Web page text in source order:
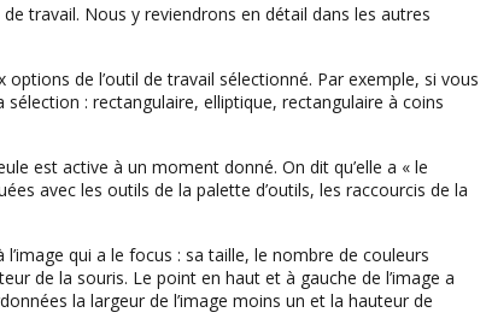
travail. Nous y reviendrons en détail dans les autres
de l’outil de travail sélectionné. Par exemple, si vous
: rectangulaire, elliptique, rectangulaire à coins
est active à un moment donné. On dit qu’elle a « le
avec les outils de la palette d’outils, les raccourcis de la
qui a le focus : sa taille, le nombre de couleurs
de la souris. Le point en haut et à gauche de l’image a
la largeur de l’image moins un et la hauteur de